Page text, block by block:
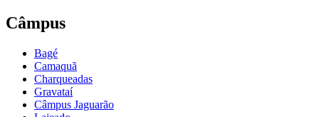
Câmpus
Bagé
Camaquã
Charqueadas
Gravataí
Câmpus Jaguarão